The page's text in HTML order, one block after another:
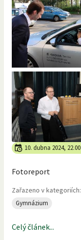
10. dubna 2024, 22.00
Fotoreport
Zařazeno v kategoriích:
Gymnázium
Celý článek...